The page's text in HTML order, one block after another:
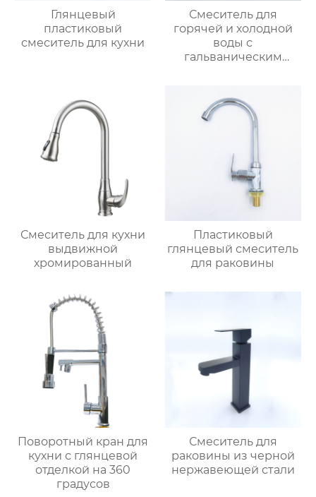
Глянцевый
пластиковый
смеситель для кухни
Смеситель для
горячей и холодной
воды с
гальваническим
Смеситель для кухни
выдвижной
хромированный
Пластиковый
глянцевый смеситель
для раковины
Поворотный кран для
кухни с глянцевой
отделкой на 360
градусов
Смеситель для
раковины из черной
нержавеющей стали